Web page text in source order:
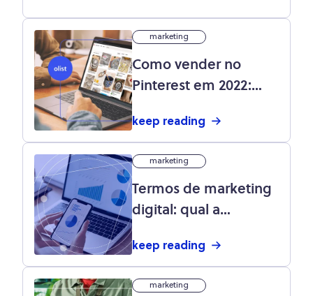
marketing
Como vender no
Pinterest em 2022:
tendências para
social!
keep reading
marketing
Termos de marketing
digital: qual a
familiarizado com eles
keep reading
marketing